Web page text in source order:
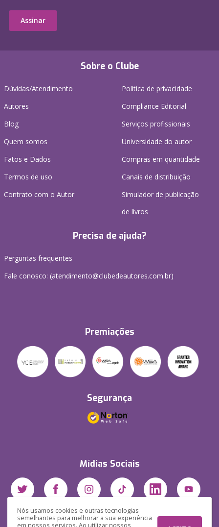
Nós usamos cookies e outras tecnologias
semelhantes para melhorar a sua experiência
em nossos serviços. Ao utilizar nossos
Sobre o Clube
Dúvidas/Atendimento
Autores
Blog
Quem somos
Fatos e Dados
Termos de uso
Contrato com o Autor
Política de privacidade
Compliance Editorial
Serviços profissionais
Universidade do autor
Compras em quantidade
Canais de distribuição
Simulador de publicação
de livros
Precisa de ajuda?
Perguntas frequentes
Fale conosco: (atendimento@clubedeautores.com.br)
Premiações
Segurança
Mídias Sociais
Assinar